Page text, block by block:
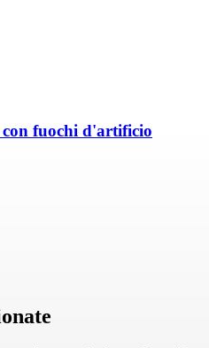
fuochi d'artificio